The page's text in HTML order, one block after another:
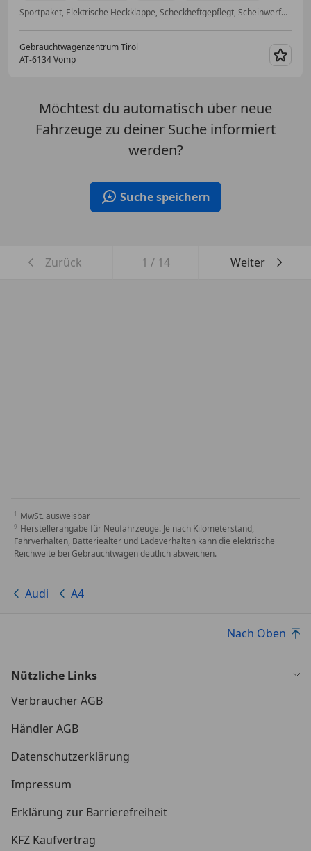
Sportpaket, Elektrische Heckklappe, Scheckheftgepflegt, Scheinwerferreinigung, Garantie, Sitzheizung, ABS, Getönte Scheiben
Gebrauchtwagenzentrum Tirol
AT-6134 Vomp
Möchtest du automatisch über neue
Fahrzeuge zu deiner Suche informiert
werden?
Suche speichern
Zurück 1 / 14 Weiter
MwSt. ausweisbar
Herstellerangabe für Neufahrzeuge. Je nach Kilometerstand,
Fahrverhalten, Batteriealter und Ladeverhalten kann die elektrische
Reichweite bei Gebrauchtwagen deutlich abweichen.
Audi A4
Nach Oben
Nützliche Links
Verbraucher AGB
Händler AGB
Datenschutzerklärung
Impressum
Erklärung zur Barrierefreiheit
KFZ Kaufvertrag